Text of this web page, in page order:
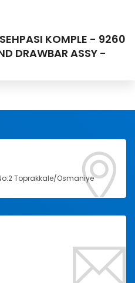
KOMPLE - 9260
DRAWBAR ASSY -
Toprakkale/Osmaniye